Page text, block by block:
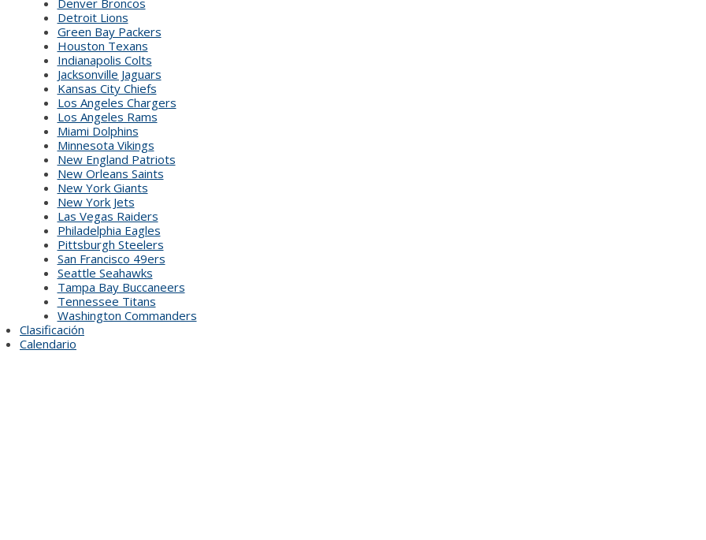
Denver Broncos
Detroit Lions
Green Bay Packers
Houston Texans
Indianapolis Colts
Jacksonville Jaguars
Kansas City Chiefs
Los Angeles Chargers
Los Angeles Rams
Miami Dolphins
Minnesota Vikings
New England Patriots
New Orleans Saints
New York Giants
New York Jets
Las Vegas Raiders
Philadelphia Eagles
Pittsburgh Steelers
San Francisco 49ers
Seattle Seahawks
Tampa Bay Buccaneers
Tennessee Titans
Washington Commanders
Clasificación
Calendario